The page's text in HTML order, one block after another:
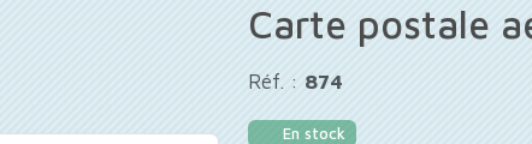
Carte postale
Réf. : 874
En stock